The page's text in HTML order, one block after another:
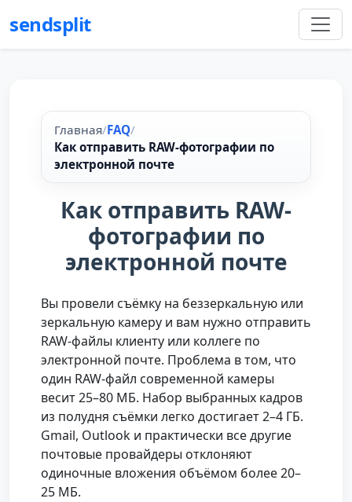
sendsplit
Главная/FAQ/
Как отправить RAW-фотографии по
электронной почте
Как отправить RAW-
фотографии по
электронной почте
Вы провели съёмку на беззеркальную или
зеркальную камеру и вам нужно отправить
RAW-файлы клиенту или коллеге по
электронной почте. Проблема в том, что
один RAW-файл современной камеры
весит 25–80 МБ. Набор выбранных кадров
из полудня съёмки легко достигает 2–4 ГБ.
Gmail, Outlook и практически все другие
почтовые провайдеры отклоняют
одиночные вложения объёмом более 20–
25 МБ.